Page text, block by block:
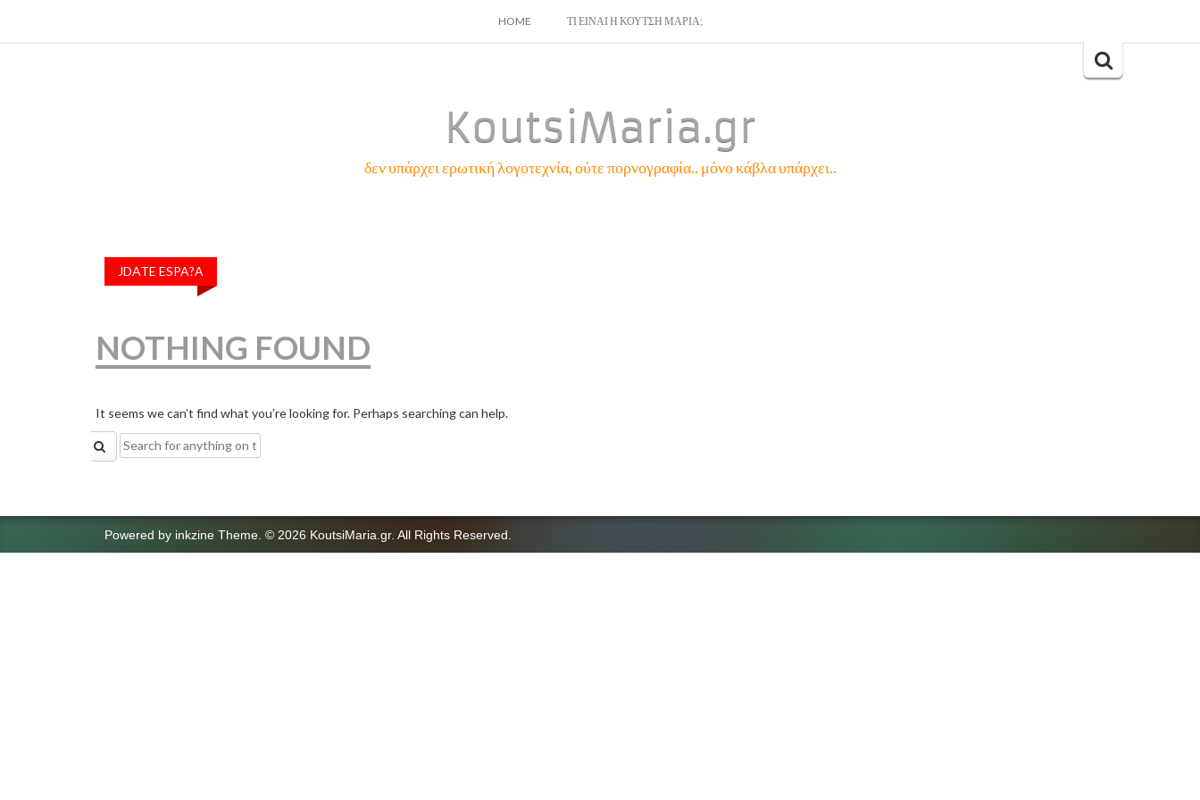
SKIP
HOME ΤΙ ΕΙΝΑΙ Η ΚΟΥΤΣΗ ΜΑΡΙΑ;
Search
KoutsiMaria.gr
δεν υπάρχει ερωτική λογοτεχνία, ούτε πορνογραφία.. μόνο κάβλα υπάρχει..
JDATE ESPA?A
NOTHING FOUND
It seems we can’t find what you’re looking for. Perhaps searching can help.
Search
for:
Powered by inkzine Theme © 2026 KoutsiMaria.gr. All Rights Reserved.